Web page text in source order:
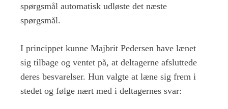
spørgsmål automatisk udløste det næste
spørgsmål.
I princippet kunne Majbrit Pedersen have lænet
sig tilbage og ventet på, at deltagerne afsluttede
deres besvarelser. Hun valgte at læne sig frem i
stedet og følge nært med i deltagernes svar: